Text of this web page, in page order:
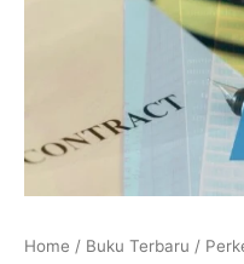
Home / Buku Terbaru /